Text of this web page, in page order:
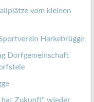
vom kleinen
Harkebrügge
Dorfgemeinschaft
hat Zukunft" wieder